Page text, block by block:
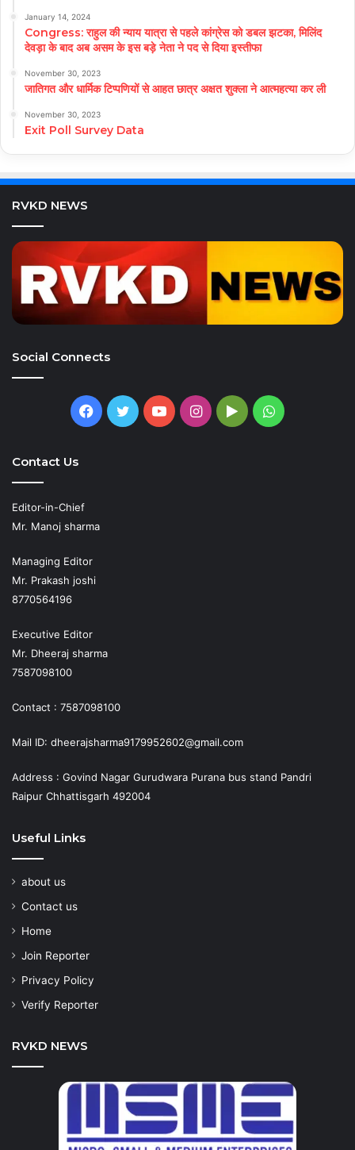
January 14, 2024
Congress: राहुल की न्याय यात्रा से पहले कांग्रेस को डबल झटका, मिलिंद
देवड़ा के बाद अब असम के इस बड़े नेता ने पद से दिया इस्तीफा
November 30, 2023
जातिगत और धार्मिक टिप्पणियों से आहत छात्र अक्षत शुक्ला ने आत्महत्या कर ली
November 30, 2023
Exit Poll Survey Data
RVKD NEWS
Social Connects
Facebook
TwitterYouTubeInstagram
GoogleWhatsApp
Contact Us
Editor-in-Chief
Mr. Manoj sharma
Managing Editor
Mr. Prakash joshi
8770564196
Executive Editor
Mr. Dheeraj sharma
7587098100
Contact : 7587098100
Mail ID: dheerajsharma9179952602@gmail.com
Address : Govind Nagar Gurudwara Purana bus stand Pandri
Raipur Chhattisgarh 492004
Useful Links
about us
Contact us
Home
Join Reporter
Privacy Policy
Verify Reporter
RVKD NEWS